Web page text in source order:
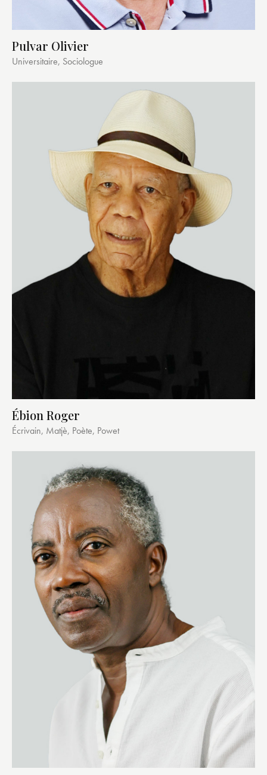
Pulvar Olivier
Universitaire, Sociologue
Ébion Roger
Écrivain, Matjè, Poète, Powet